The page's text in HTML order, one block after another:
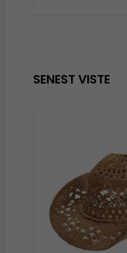
SENEST VISTE